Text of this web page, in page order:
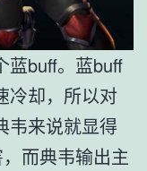
蓝buff。蓝buff
冷却，所以对
韦来说就显得
而典韦输出主